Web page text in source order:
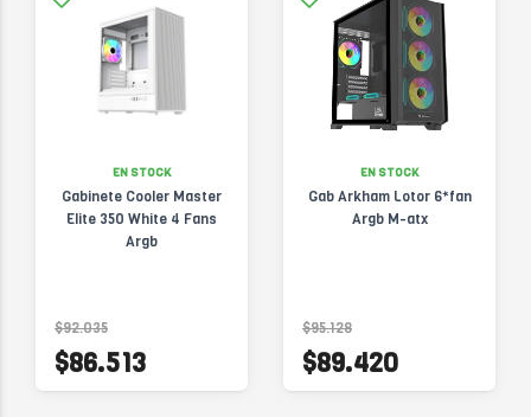
EN STOCK
Gabinete Cooler Master
Elite 350 White 4 Fans
Argb
$92.035
$86.513
EN STOCK
Gab Arkham Lotor 6*fan
Argb M-atx
$95.128
$89.420